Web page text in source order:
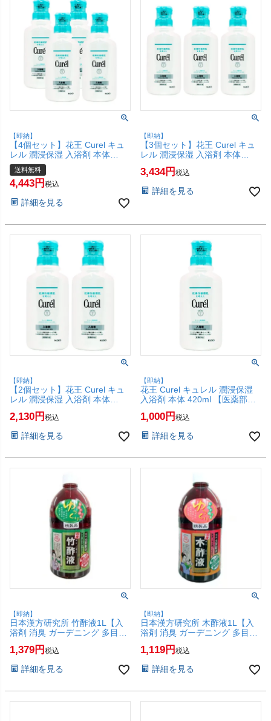
【即納】
【4個セット】花王 Curel キュ
レル 潤浸保湿 入浴剤 本体
420ml×4本【医薬部外品】【宅
配便送料無料】(6020110-set4)
送料無料
4,443 税込
詳細を見る
【即納】
【3個セット】花王 Curel キュ
レル 潤浸保湿 入浴剤 本体
420ml×3本【医薬部外品】
【SBT】(6020110-set3)
3,434 税込
詳細を見る
【即納】
【2個セット】花王 Curel キュ
レル 潤浸保湿 入浴剤 本体
420ml×2本【医薬部外品】
【SBT】(6020110-set2)
2,130 税込
詳細を見る
【即納】
花王 Curel キュレル 潤浸保湿
入浴剤 本体 420ml 【医薬部外
品】【SBT】(6020110)
1,000 税込
詳細を見る
【即納】
日本漢方研究所 竹酢液1L【入
浴剤 消臭 ガーデニング 多目的
に使える】【SBT】(6064478)
1,379 税込
詳細を見る
【即納】
日本漢方研究所 木酢液1L【入
浴剤 消臭 ガーデニング 多目的
に使える】【SBT】(6064477)
1,119 税込
詳細を見る